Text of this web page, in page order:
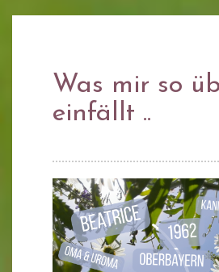
Was mir so
einfällt ..